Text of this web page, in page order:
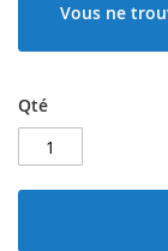
Vous ne
Qté